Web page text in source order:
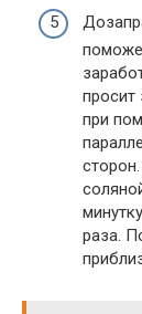
просит
при
раза.